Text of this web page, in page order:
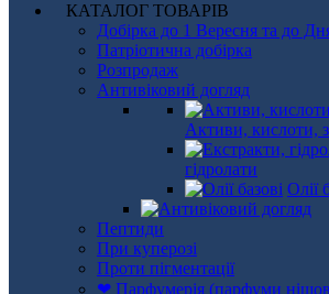
КАТАЛОГ ТОВАРІВ
Добірка до 1 Вересня та до
Патріотична добірка
Розпродаж
Антивіковий догляд
Активи, кислоти,
гідролати
Олії
Пептиди
При куперозі
Проти пігментації
❤ Парфумерія (парфуми